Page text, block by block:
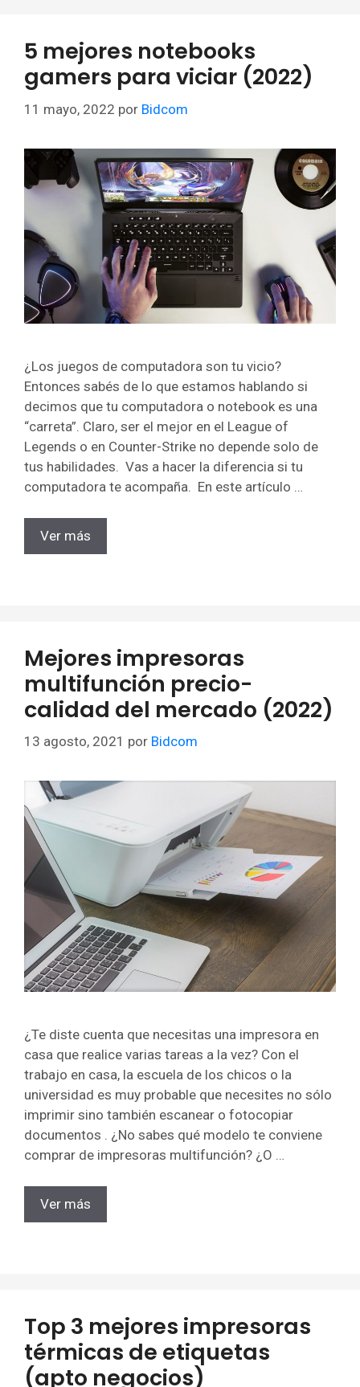
5 mejores notebooks
gamers para viciar (2022)
11 mayo, 2022 por Bidcom
¿Los juegos de computadora son tu vicio?
Entonces sabés de lo que estamos hablando si
decimos que tu computadora o notebook es una
“carreta”. Claro, ser el mejor en el League of
Legends o en Counter-Strike no depende solo de
tus habilidades. Vas a hacer la diferencia si tu
computadora te acompaña. En este artículo …
Ver más
Mejores impresoras
multifunción precio-
calidad del mercado (2022)
13 agosto, 2021 por Bidcom
¿Te diste cuenta que necesitas una impresora en
casa que realice varias tareas a la vez? Con el
trabajo en casa, la escuela de los chicos o la
universidad es muy probable que necesites no sólo
imprimir sino también escanear o fotocopiar
documentos . ¿No sabes qué modelo te conviene
comprar de impresoras multifunción? ¿O …
Ver más
Top 3 mejores impresoras
térmicas de etiquetas
(apto negocios)